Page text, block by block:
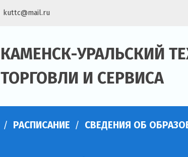
kuttc@mail.ru
КАМЕНСК-УРАЛЬСКИЙ
ТОРГОВЛИ И СЕРВИСА
РАСПИСАНИЕ СВЕДЕНИЯ ОБ